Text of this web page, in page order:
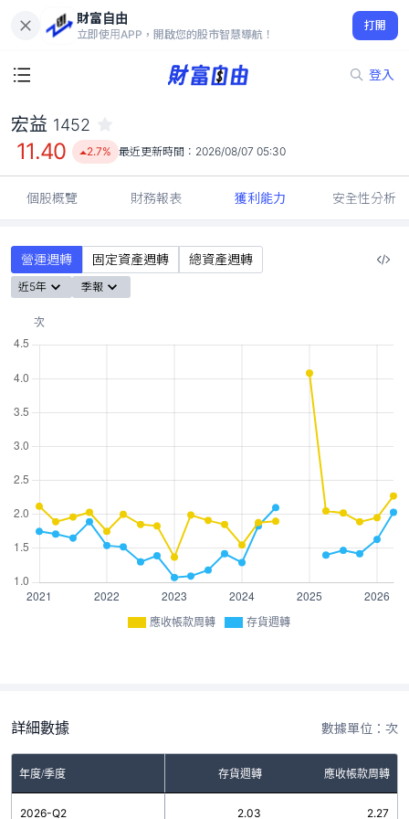
財富自由
立即使用APP，開啟您的股市智慧導航！
打開
登入
11.40
2.7%
宏益 1452
11.40 2.7% 最近更新時間： 2026/08/07 05:30
個股概覽 財務報表 獲利能力 安全性分析
營運週轉 固定資產週轉 總資產週轉
近5年 季報
應收帳款周轉 存貨週轉
詳細數據 數據單位：次
年度/季度 存貨週轉 應收帳款周轉
2026-Q2 2.03 2.27